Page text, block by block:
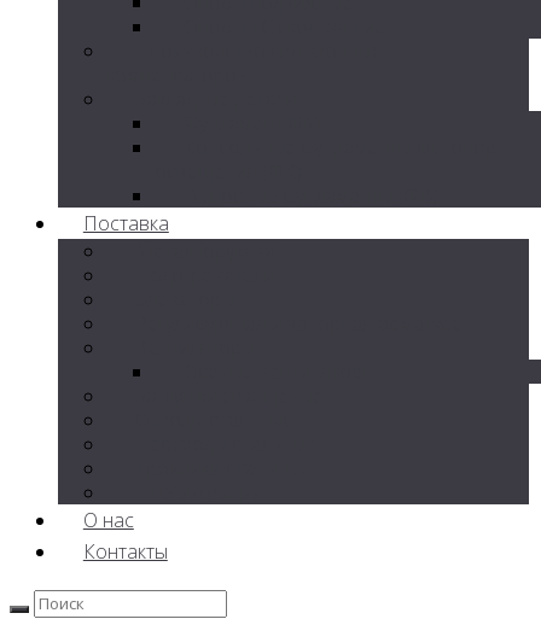
Поставка
О нас
Контакты